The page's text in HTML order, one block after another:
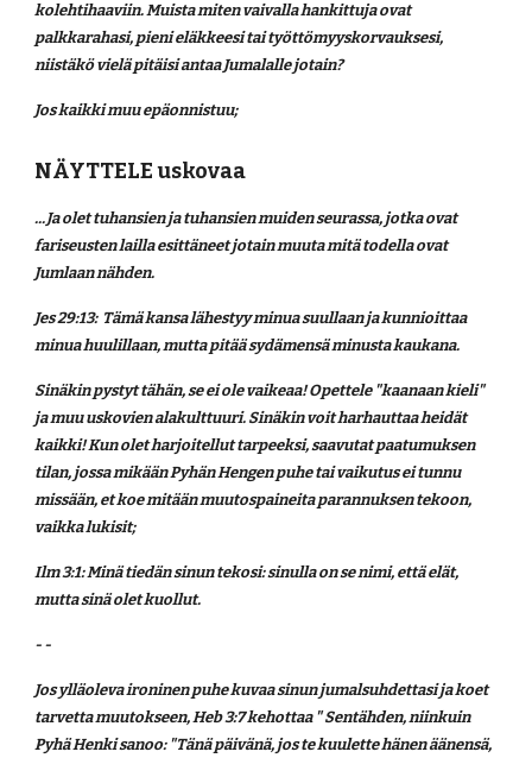
kolehtihaaviin. Muista miten vaivalla hankittuja ovat
palkkarahasi, pieni eläkkeesi tai työttömyyskorvauksesi,
niistäkö vielä pitäisi antaa Jumalalle jotain?
Jos kaikki muu epäonnistuu;
NÄYTTELE uskovaa
...Ja olet tuhansien ja tuhansien muiden seurassa, jotka ovat
fariseusten lailla esittäneet jotain muuta mitä todella ovat
Jumlaan nähden.
Jes 29:13:  Tämä kansa lähestyy minua suullaan ja kunnioittaa
minua huulillaan, mutta pitää sydämensä minusta kaukana.
Sinäkin pystyt tähän, se ei ole vaikeaa! Opettele "kaanaan kieli"
ja muu uskovien alakulttuuri. Sinäkin voit harhauttaa heidät
kaikki! Kun olet harjoitellut tarpeeksi, saavutat paatumuksen
tilan, jossa mikään Pyhän Hengen puhe tai vaikutus ei tunnu
missään, et koe mitään muutospaineita parannuksen tekoon,
vaikka lukisit;
Ilm 3:1: Minä tiedän sinun tekosi: sinulla on se nimi, että elät,
mutta sinä olet kuollut.
- -
Jos ylläoleva ironinen puhe kuvaa sinun jumalsuhdettasi ja koet
tarvetta muutokseen, Heb 3:7 kehottaa " Sentähden, niinkuin
Pyhä Henki sanoo: "Tänä päivänä, jos te kuulette hänen äänensä,